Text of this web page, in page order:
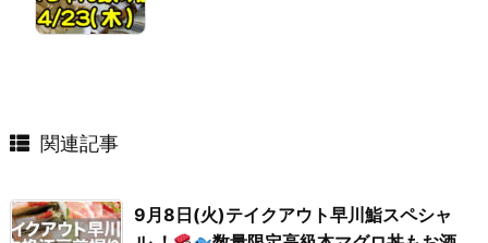
関連記事
9月8日(火)テイクアウト早川鮨スペシャ